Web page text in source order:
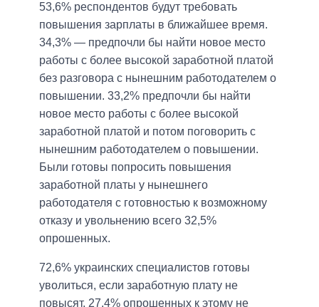
53,6% респондентов будут требовать
повышения зарплаты в ближайшее время.
34,3% — предпочли бы найти новое место
работы с более высокой заработной платой
без разговора с нынешним работодателем о
повышении. 33,2% предпочли бы найти
новое место работы с более высокой
заработной платой и потом поговорить с
нынешним работодателем о повышении.
Были готовы попросить повышения
заработной платы у нынешнего
работодателя с готовностью к возможному
отказу и увольнению всего 32,5%
опрошенных.
72,6% украинских специалистов готовы
уволиться, если заработную плату не
повысят, 27,4% опрошенных к этому не